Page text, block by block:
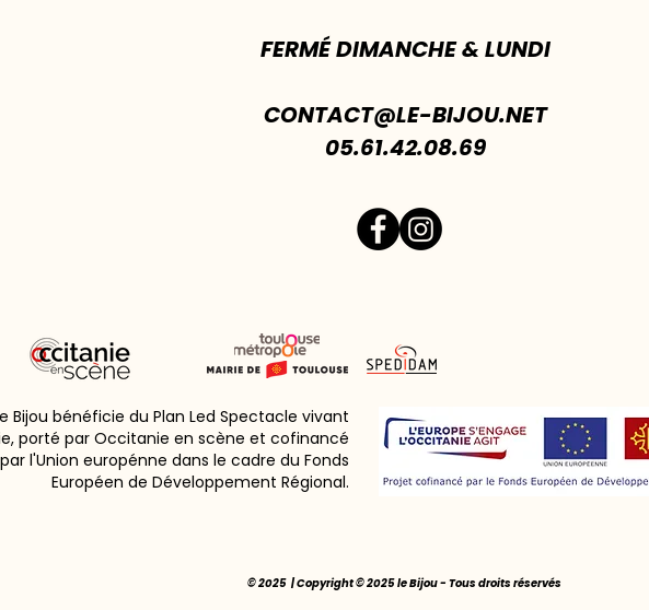
FERMÉ DIMANCHE & LUNDI
CONTACT@LE-BIJOU.NET
05.61.42.08.69
Bijou bénéficie du Plan Led Spectacle vivant
porté par Occitanie en scène et cofinancé
par l'Union europénne dans le cadre du Fonds
Européen de Développement Régional.
© 2025 | Copyright © 2025 le Bijou - Tous droits réservés